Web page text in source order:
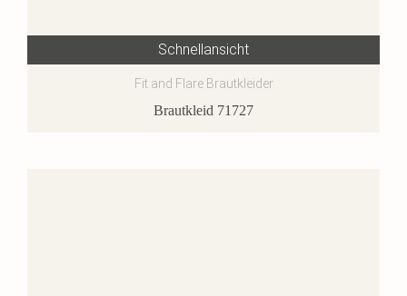
Schnellansicht
Fit and Flare Brautkleider
Brautkleid 71727